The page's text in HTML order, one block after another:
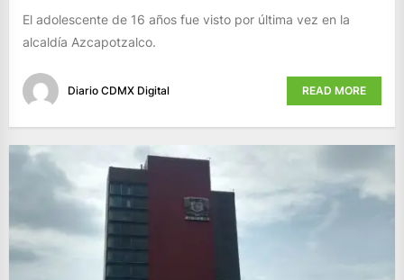
El adolescente de 16 años fue visto por última vez en la
alcaldía Azcapotzalco.
Diario CDMX Digital READ MORE